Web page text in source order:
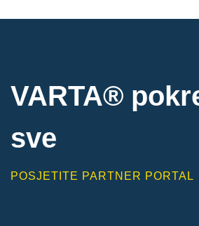
VARTA®
sve
POSJETITE PARTNER PORTAL